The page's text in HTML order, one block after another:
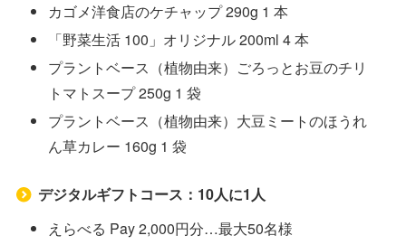
カゴメ洋食店のケチャップ 290g 1 本
「野菜生活 100」オリジナル 200ml 4 本
プラントベース（植物由来）ごろっとお豆のチリ
トマトスープ 250g 1 袋
プラントベース（植物由来）大豆ミートのほうれ
ん草カレー 160g 1 袋
デジタルギフトコース：10人に1人
えらべる Pay 2,000円分…最大50名様